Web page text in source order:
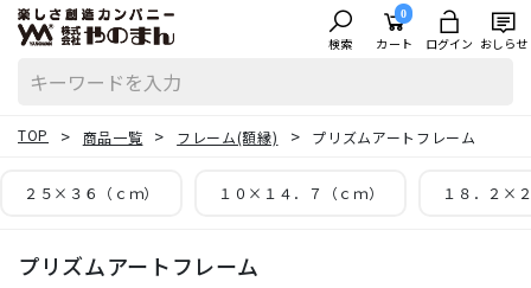
検索
0
カート ログイン おしらせ
TOP 商品一覧 フレーム(額縁) プリズムアートフレーム
２５×３６（ｃｍ） １０×１４．７（ｃｍ） １８．２×
プリズムアートフレーム